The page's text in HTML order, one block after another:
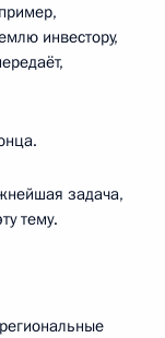
инвестору,
задача,
тему.